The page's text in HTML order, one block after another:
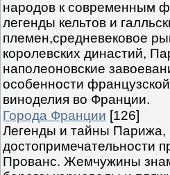
народов к современным
легенды кельтов и
племен,средневековое
королевских династий,
наполеоновские
особенности
виноделия во Франции.
Города Франции [126]
Легенды и тайны Парижа,
достопримечательности
Прованс. Жемчужины